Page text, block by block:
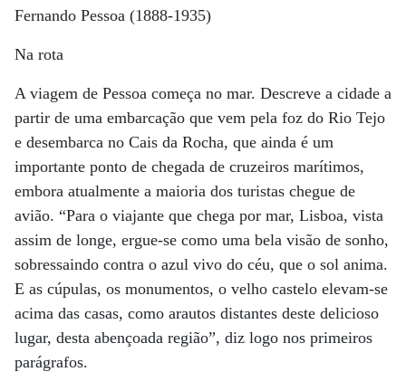
Fernando Pessoa (1888-1935)
Na rota
A viagem de Pessoa começa no mar. Descreve a cidade a
partir de uma embarcação que vem pela foz do Rio Tejo
e desembarca no Cais da Rocha, que ainda é um
importante ponto de chegada de cruzeiros marítimos,
embora atualmente a maioria dos turistas chegue de
avião. “Para o viajante que chega por mar, Lisboa, vista
assim de longe, ergue-se como uma bela visão de sonho,
sobressaindo contra o azul vivo do céu, que o sol anima.
E as cúpulas, os monumentos, o velho castelo elevam-se
acima das casas, como arautos distantes deste delicioso
lugar, desta abençoada região”, diz logo nos primeiros
parágrafos.